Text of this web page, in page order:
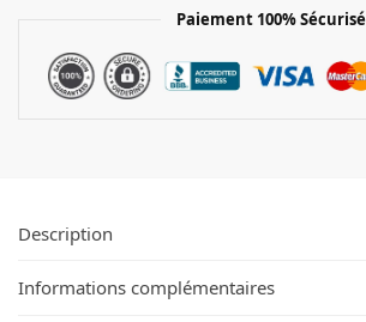
Paiement 100% Sécurisé
Description
Informations complémentaires